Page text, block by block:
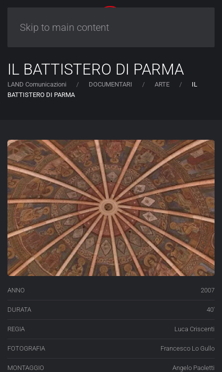
Skip to main content
IL BATTISTERO DI PARMA
LAND Comunicazioni DOCUMENTARI ARTE
IL
BATTISTERO DI PARMA
ANNO 2007
DURATA 40′
REGIA Luca Criscenti
FOTOGRAFIA Francesco Lo Gullo
MONTAGGIO Angelo Paoletti